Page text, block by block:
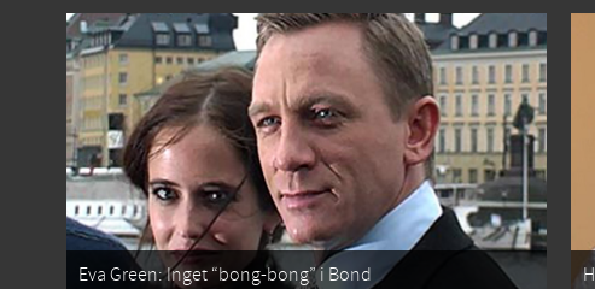
Eva Green: Inget “bong-bong” i Bond